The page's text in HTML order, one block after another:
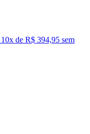
10x de R$ 394,95 sem